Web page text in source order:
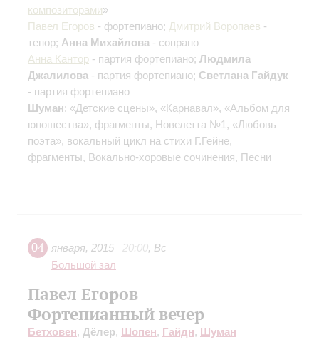
композиторами»
Павел Егоров - фортепиано; Дмитрий Воропаев -
тенор; Анна Михайлова - сопрано
Анна Кантор - партия фортепиано; Людмила
Джалилова - партия фортепиано; Светлана Гайдук
- партия фортепиано
Шуман: «Детские сцены», «Карнавал», «Альбом для
юношества», фрагменты, Новелетта №1, «Любовь
поэта», вокальный цикл на стихи Г.Гейне,
фрагменты, Вокально-хоровые сочинения, Песни
04 января, 2015 20:00, Вс
Большой зал
Павел Егоров
Фортепианный вечер
Бетховен, Дёлер, Шопен, Гайдн, Шуман